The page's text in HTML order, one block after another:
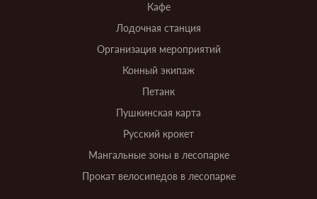
Кафе
Лодочная станция
Организация мероприятий
Конный экипаж
Петанк
Пушкинская карта
Русский крокет
Мангальные зоны в лесопарке
Прокат велосипедов в лесопарке